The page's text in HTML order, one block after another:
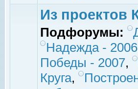
Из проектов
Подфорумы:
Надежда - 2006
Победы - 2007,
Круга,